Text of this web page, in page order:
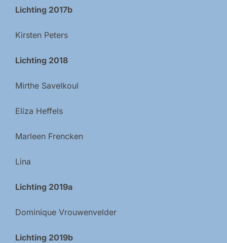
Lichting 2017b
Kirsten Peters
Lichting 2018
Mirthe Savelkoul
Eliza Heffels
Marleen Frencken
Lina
Lichting 2019a
Dominique Vrouwenvelder
Lichting 2019b